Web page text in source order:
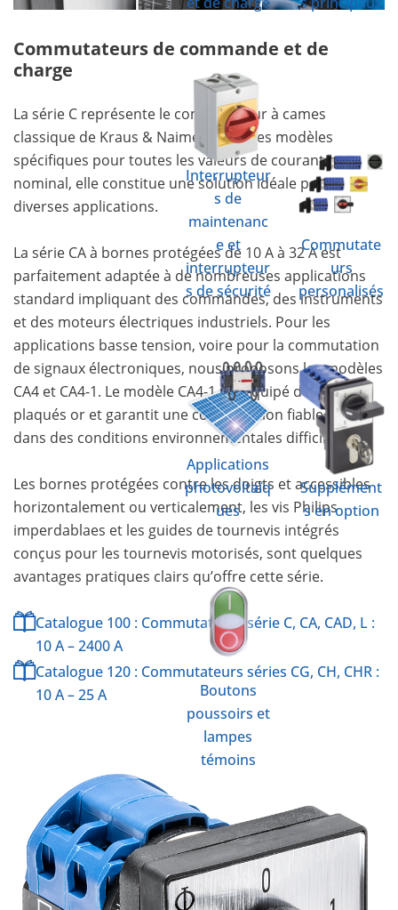
Interrupteur
s de
maintenanc
e et
interrupteur
s de sécurité
Commutate
urs
personalisés
Applications
photovoltaïq
ues
Supplément
s en option
Boutons
poussoirs et
lampes
témoins
Commutateurs de commande et de
charge
La série C représente le commutateur à cames
classique de Kraus & Naimer. Avec des modèles
spécifiques pour toutes les valeurs de courant
nominal, elle constitue une solution idéale pour
diverses applications.
La série CA à bornes protégées de 10 A à 32 A est
parfaitement adaptée à de nombreuses applications
standard impliquant des commandes, des instruments
et des moteurs électriques industriels. Pour les
applications basse tension, voire pour la commutation
de signaux électroniques, nous proposons les modèles
CA4 et CA4-1. Le modèle CA4-1 est équipé de contacts
plaqués or et garantit une commutation fiable, même
dans des conditions environnementales difficiles.
Les bornes protégées contre les doigts et accessibles
horizontalement ou verticalement, les vis Philips
imperdablaes et les guides de tournevis intégrés
conçus pour les tournevis motorisés, sont quelques
avantages pratiques clairs qu’offre cette série.
Catalogue 100 : Commutateurs série C, CA, CAD, L :
10 A – 2400 A
Catalogue 120 : Commutateurs séries CG, CH, CHR :
10 A – 25 A